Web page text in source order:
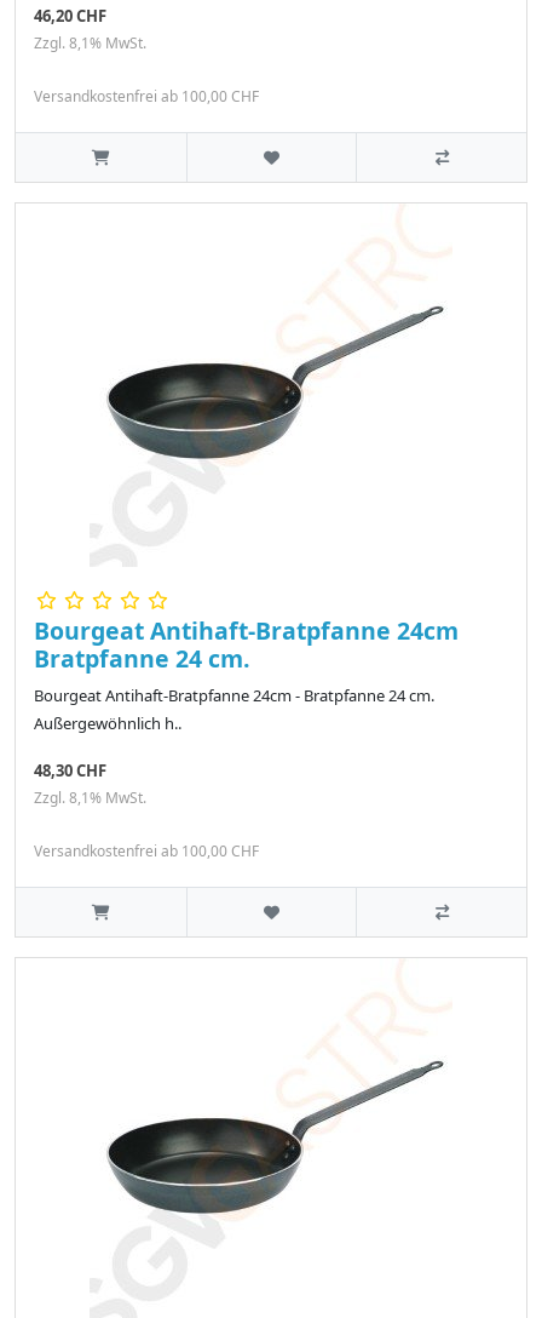
46,20 CHF
Zzgl. 8,1% MwSt.
Versandkostenfrei ab 100,00 CHF
Bourgeat Antihaft-Bratpfanne 24cm
Bratpfanne 24 cm.
Bourgeat Antihaft-Bratpfanne 24cm - Bratpfanne 24 cm.
Außergewöhnlich h..
48,30 CHF
Zzgl. 8,1% MwSt.
Versandkostenfrei ab 100,00 CHF